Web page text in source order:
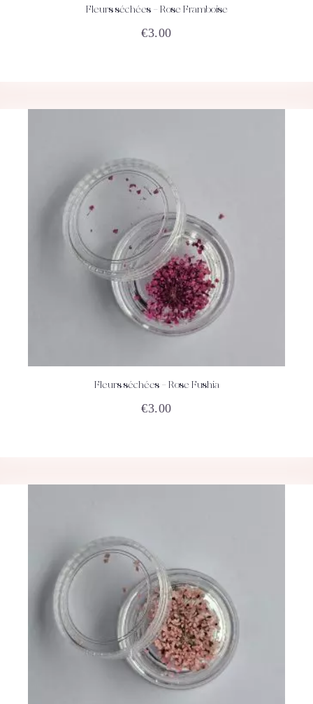
ACHETEZ DÉTAILS
Fleurs séchées – Rose Framboise
€3.00
Fleurs séchées – Rose Fushia
€3.00